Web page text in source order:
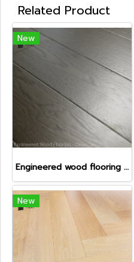
Related Product
New
Engineered wood flooring - Onyx Oak
New